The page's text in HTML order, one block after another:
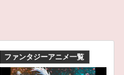
ファンタジーアニメ一覧